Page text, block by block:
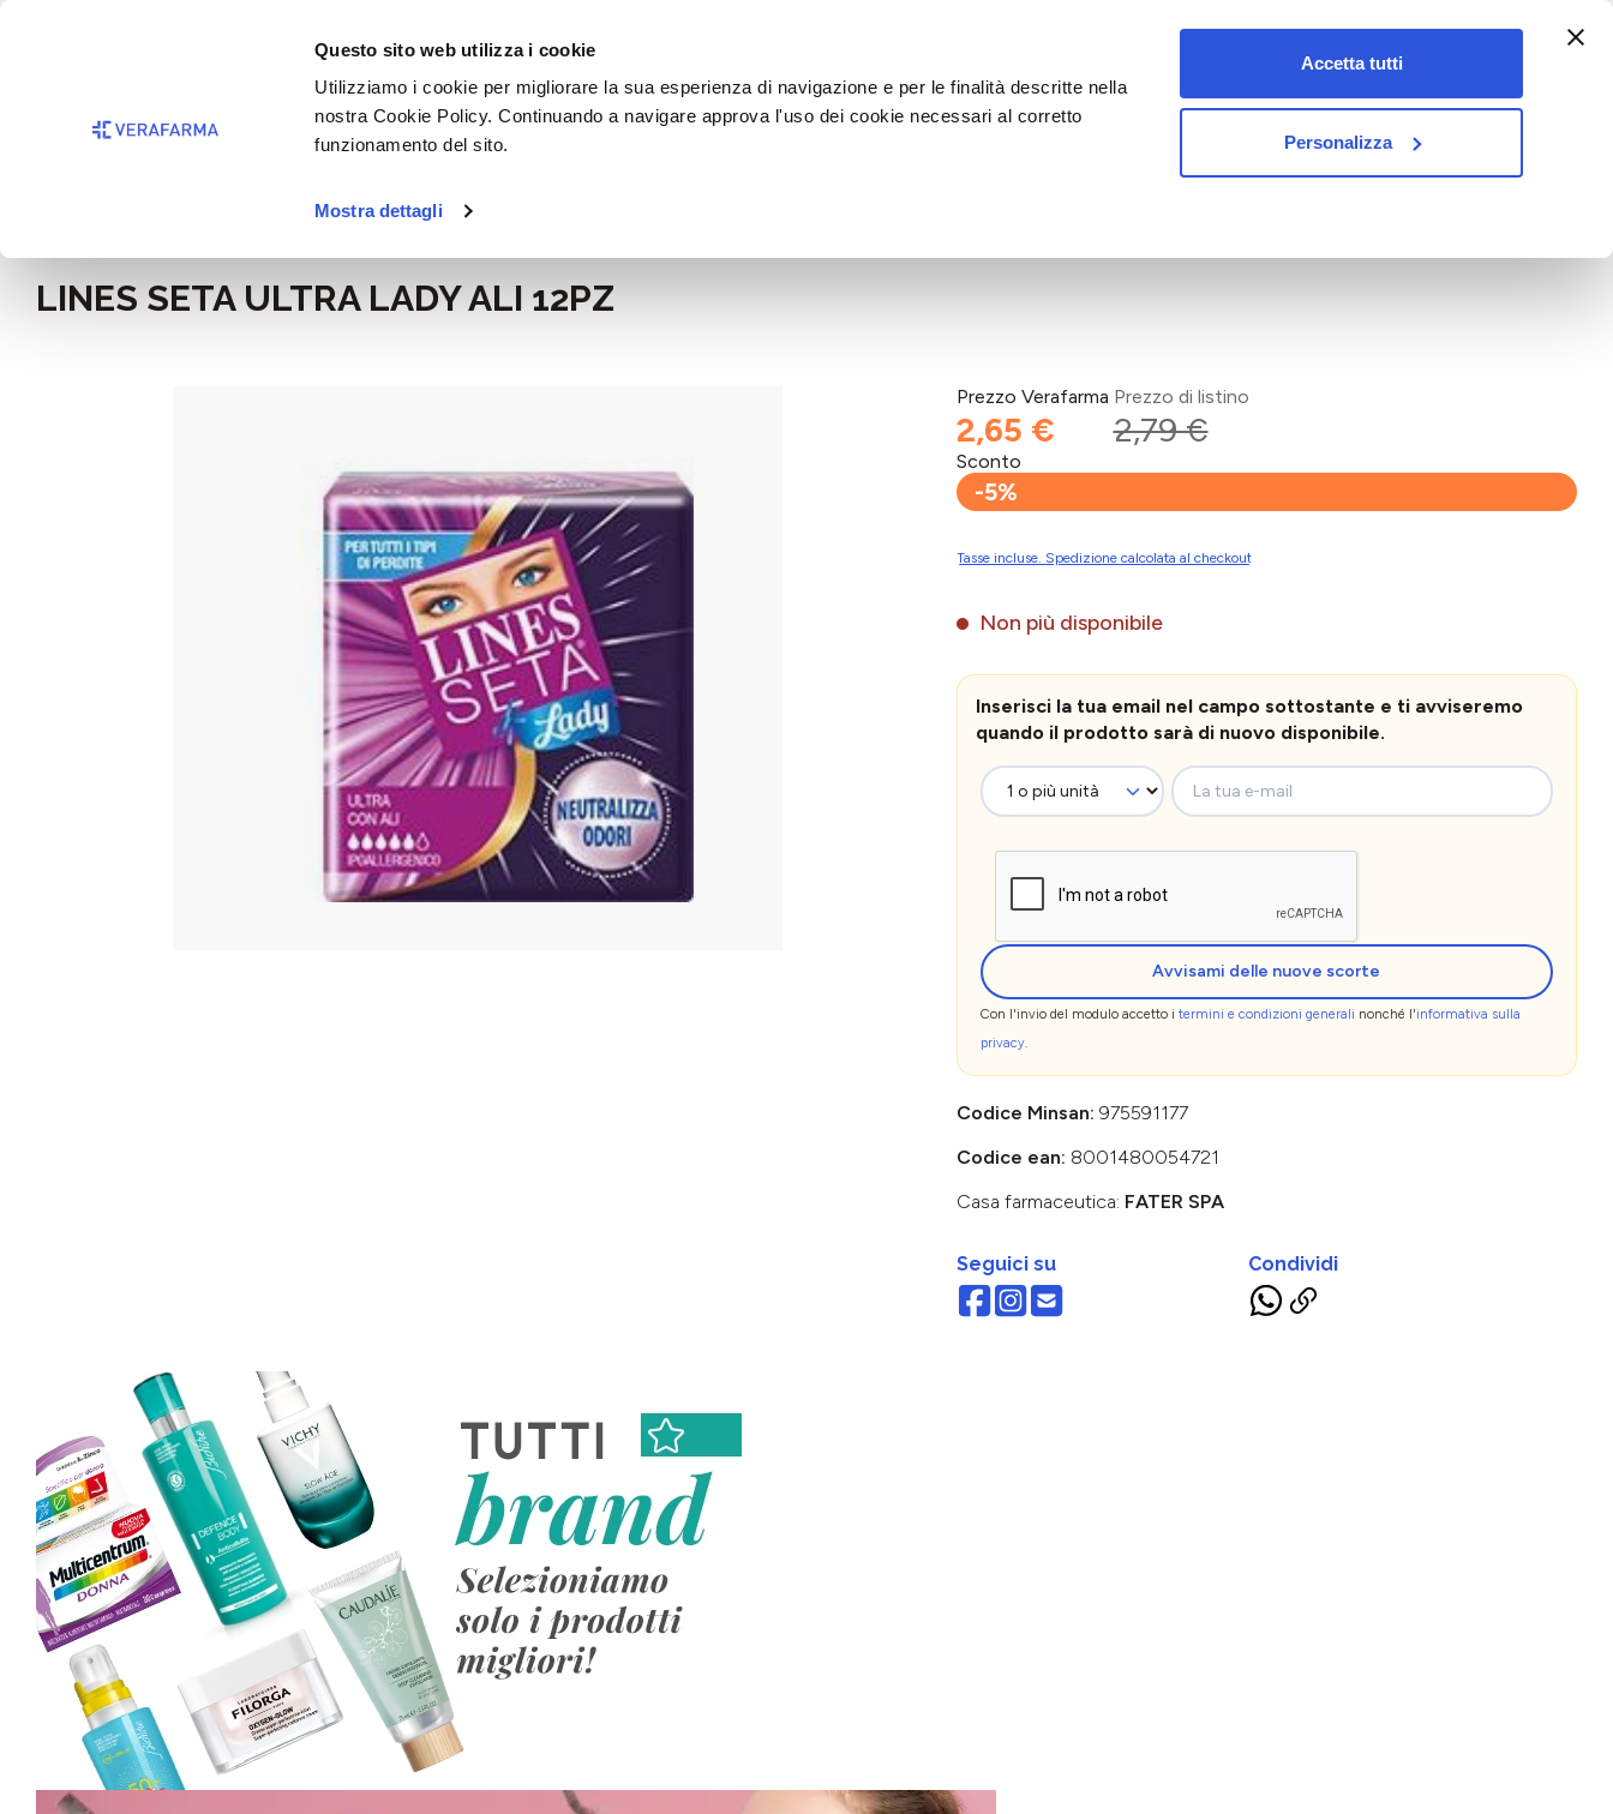
Questo sito web utilizza i cookie
Utilizziamo i cookie per migliorare la sua esperienza di navigazione e per le finalità descritte nella
nostra Cookie Policy. Continuando a navigare approva l'uso dei cookie necessari al corretto
funzionamento del sito.
Mostra dettagli
Accetta tutti
Personalizza
Passa alla navigazione principale
vet&pet
LINES SETA ULTRA LADY ALI 12PZ
Prezzo Verafarma
2,65 €
Prezzo di listino
2,79 €
Sconto
-5%
Tasse incluse. Spedizione calcolata al checkout
Non più disponibile
Inserisci la tua email nel campo sottostante e ti avviseremo
quando il prodotto sarà di nuovo disponibile.
La tua e-mail
Avvisami delle nuove scorte
Con l'invio del modulo accetto i termini e condizioni generali nonché l'informativa sulla
privacy.
Codice Minsan: 975591177
Codice ean: 8001480054721
Casa farmaceutica: FATER SPA
Seguici su Condividi